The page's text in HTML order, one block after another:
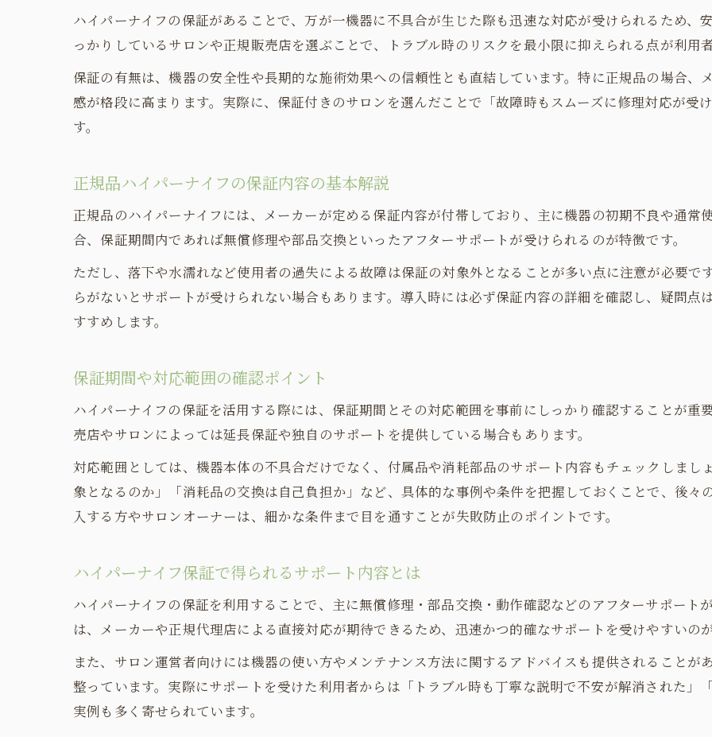
ハイパーナイフ保証の有無で安心度が大きく変わ
保証書やサポート体制の信頼性を見抜く方法
サポートの手厚いハイパーナイフの魅力
ハイパーナイフ保証が受けられるサポート内容
サポート体制が充実したハイパーナイフの選び方
保証が気になる方に役立つ選び方ガイド
ハイパーナイフ保証を重視したサロン選び
保証内容別ハイパーナイフの選び方
ハイパーナイフ正規品で後悔しない選択へ
ハイパーナイフ正規保証が選ばれる理由
正規品ハイパーナイフの保証確認方法
後悔しないために知っておきたい保証内容
偽物回避に役立つハイパーナイフ保証の見分け方
施術後の安心感を高める保証内容とは
施術後も安心のハイパーナイフ保証
ハイパーナイフ保証が支えるアフターケア
保証内容が施術後の満足度を左右する理由
トラブル時の対応も安心なハイパーナイフ保証
ハイパーナイフの保証があることで、万が一機器に不具合が生じた際も迅速な対応が受けられるため、
っかりしているサロンや正規販売店を選ぶことで、トラブル時のリスクを最小限に抑えられる点が利用
保証の有無は、機器の安全性や長期的な施術効果への信頼性とも直結しています。特に正規品の場合、
感が格段に高まります。実際に、保証付きのサロンを選んだことで「故障時もスムーズに修理対応が受
す。
正規品ハイパーナイフの保証内容の基本解説
正規品のハイパーナイフには、メーカーが定める保証内容が付帯しており、主に機器の初期不良や通常
合、保証期間内であれば無償修理や部品交換といったアフターサポートが受けられるのが特徴です。
ただし、落下や水濡れなど使用者の過失による故障は保証の対象外となることが多い点に注意が必要で
らがないとサポートが受けられない場合もあります。導入時には必ず保証内容の詳細を確認し、疑問
すすめします。
保証期間や対応範囲の確認ポイント
ハイパーナイフの保証を活用する際には、保証期間とその対応範囲を事前にしっかり確認することが重
売店やサロンによっては延長保証や独自のサポートを提供している場合もあります。
対応範囲としては、機器本体の不具合だけでなく、付属品や消耗部品のサポート内容もチェックしま
象となるのか」「消耗品の交換は自己負担か」など、具体的な事例や条件を把握しておくことで、後々
入する方やサロンオーナーは、細かな条件まで目を通すことが失敗防止のポイントです。
ハイパーナイフ保証で得られるサポート内容とは
ハイパーナイフの保証を利用することで、主に無償修理・部品交換・動作確認などのアフターサポート
は、メーカーや正規代理店による直接対応が期待できるため、迅速かつ的確なサポートを受けやすいの
また、サロン運営者向けには機器の使い方やメンテナンス方法に関するアドバイスも提供されること
整っています。実際にサポートを受けた利用者からは「トラブル時も丁寧な説明で不安が解消された」
実例も多く寄せられています。